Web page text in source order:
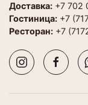
Доставка: +7 702
Гостиница: +7
Ресторан: +7